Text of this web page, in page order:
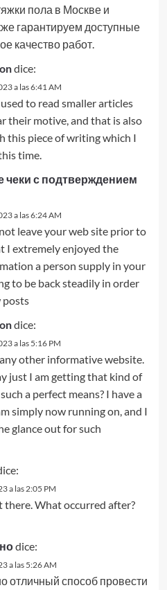
пола в Москве и
гарантируем доступные
качество работ.
dice:
a las 6:41 AM
to read smaller articles
their motive, and that is also
this piece of writing which I
time.
чеки с подтверждением
a las 6:24 AM
leave your web site prior to
I extremely enjoyed the
a person supply in your
to be back steadily in order
posts
dice:
a las 5:16 PM
other informative website.
just I am getting that kind of
a perfect means? I have a
simply now running on, and I
glance out for such
a las 2:05 PM
there. What occurred after?
dice:
a las 5:26 AM
отличный способ провести